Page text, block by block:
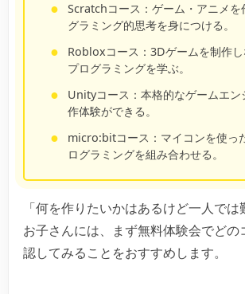
Scratchコース： ゲーム・アニメを
グラミング的思考を身につける。
Robloxコース： 3Dゲームを制作
プログラミングを学ぶ。
Unityコース： 本格的なゲームエン
作体験ができる。
micro:bitコース： マイコンを使っ
ログラミングを組み合わせる。
「何を作りたいかはあるけど一人では
お子さんには、まず無料体験会でどの
認してみることをおすすめします。